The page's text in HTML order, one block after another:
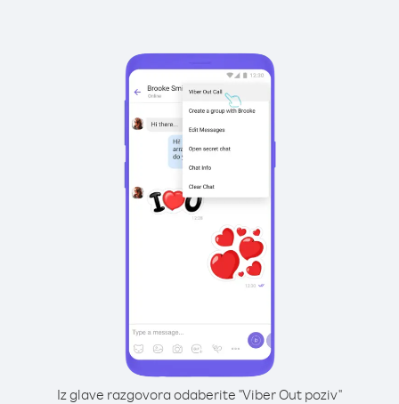
Iz glave razgovora odaberite "Viber Out poziv"